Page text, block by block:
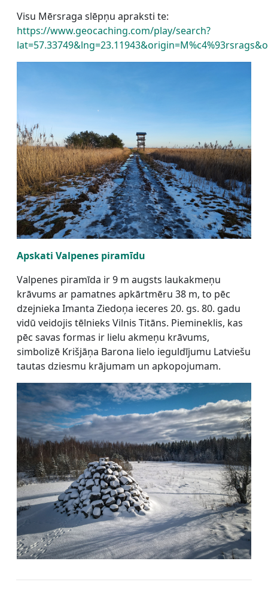
Visu Mērsraga slēpņu apraksti te:
https://www.geocaching.com/play/search?
Apskati Valpenes piramīdu
Valpenes piramīda ir 9 m augsts laukakmeņu
krāvums ar pamatnes apkārtmēru 38 m, to pēc
dzejnieka Imanta Ziedoņa ieceres 20. gs. 80. gadu
vidū veidojis tēlnieks Vilnis Titāns. Piemineklis, kas
pēc savas formas ir lielu akmeņu krāvums,
simbolizē Krišjāņa Barona lielo ieguldījumu Latviešu
tautas dziesmu krājumam un apkopojumam.